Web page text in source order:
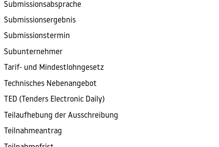
Submissionsabsprache
Submissionsergebnis
Submissionstermin
Subunternehmer
Tarif- und Mindestlohngesetz
Technisches Nebenangebot
TED (Tenders Electronic Daily)
Teilaufhebung der Ausschreibung
Teilnahmeantrag